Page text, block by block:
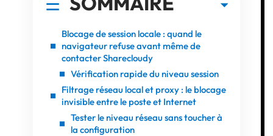
Blocage de session locale : quand le
navigateur refuse avant même de
contacter Sharecloudy
Vérification rapide du niveau session
Filtrage réseau local et proxy : le blocage
invisible entre le poste et Internet
Tester le niveau réseau sans toucher à
la configuration